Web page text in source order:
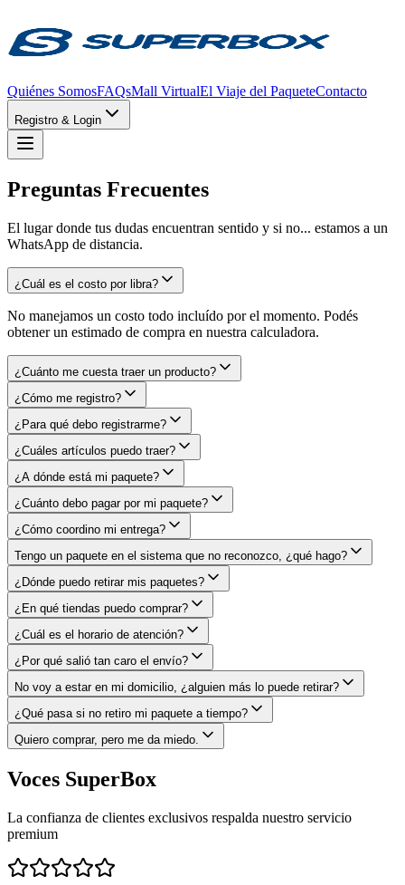
Quiénes SomosFAQsMall VirtualEl Viaje del PaqueteContacto
Registro & Login
Preguntas Frecuentes
El lugar donde tus dudas encuentran sentido y si no... estamos a un
WhatsApp de distancia.
¿Cuál es el costo por libra?
No manejamos un costo todo incluído por el momento. Podés
obtener un estimado de compra en nuestra calculadora.
¿Cuánto me cuesta traer un producto?
¿Cómo me registro?
¿Para qué debo registrarme?
¿Cuáles artículos puedo traer?
¿A dónde está mi paquete?
¿Cuánto debo pagar por mi paquete?
¿Cómo coordino mi entrega?
Tengo un paquete en el sistema que no reconozco, ¿qué hago?
¿Dónde puedo retirar mis paquetes?
¿En qué tiendas puedo comprar?
¿Cuál es el horario de atención?
¿Por qué salió tan caro el envío?
No voy a estar en mi domicilio, ¿alguien más lo puede retirar?
¿Qué pasa si no retiro mi paquete a tiempo?
Quiero comprar, pero me da miedo.
Voces SuperBox
La confianza de clientes exclusivos respalda nuestro servicio
premium